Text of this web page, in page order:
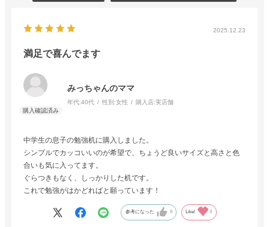
2025.12.23
満足で喜んでます
みっちゃんのママ
年代:40代 性別:女性 購入店:実店舗
中学生の息子の勉強机に購入しました。
シンプルでカッコいいのが希望で、ちょうど良いサイズと高さと色
合いも気に入ってます。
ぐらつきもなく、しっかりした机です。
これで勉強がはかどればと願っています！
参考になった 0 Like! 0